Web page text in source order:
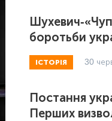
Шухевич-
боротьби
ІСТОРІЯ 30
Постання
Перших